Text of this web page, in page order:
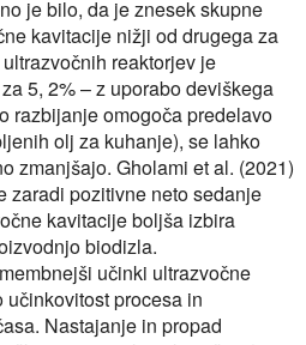
je bilo, da je znesek skupne
kavitacije nižji od drugega za
reaktorjev je
5, 2% – z uporabo deviškega
razbijanje omogoča predelavo
olj za kuhanje), se lahko
zmanjšajo. Gholami et al. (2021)
zaradi pozitivne neto sedanje
kavitacije boljša izbira
biodizla.
učinki ultrazvočne
procesa in
Nastajanje in propad